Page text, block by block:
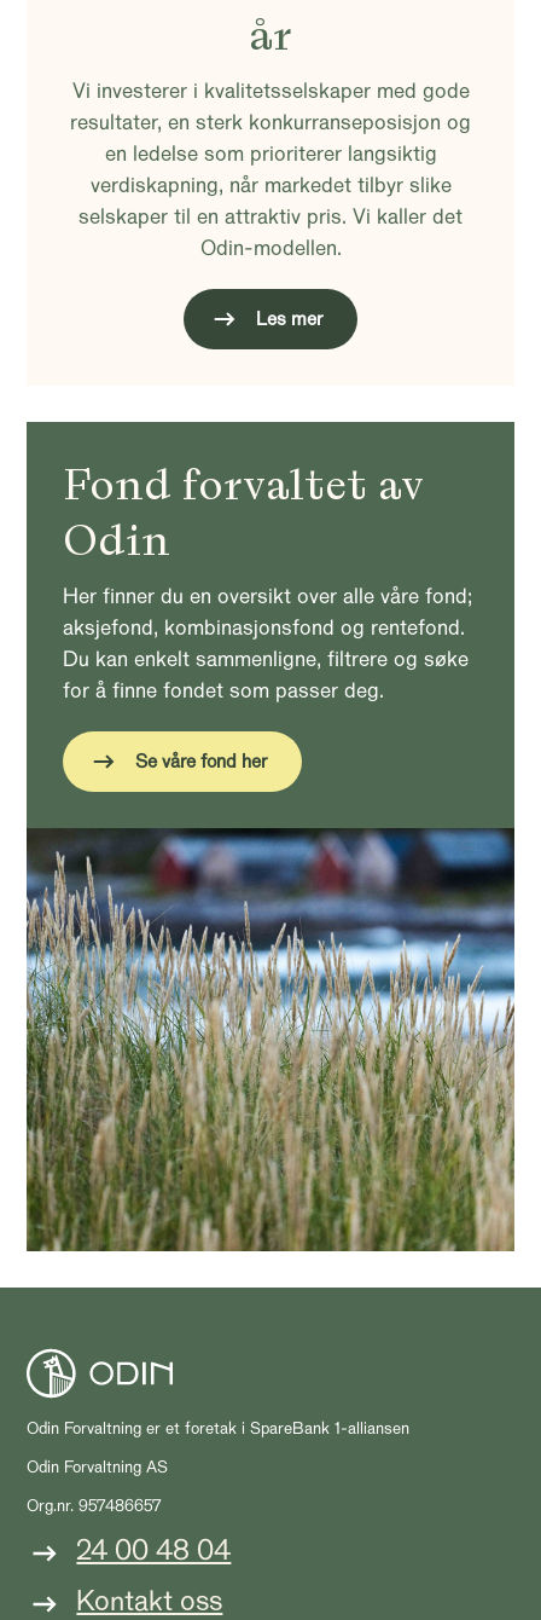
år
Vi investerer i kvalitetsselskaper med gode
resultater, en sterk konkurranseposisjon og
en ledelse som prioriterer langsiktig
verdiskapning, når markedet tilbyr slike
selskaper til en attraktiv pris. Vi kaller det
Odin-modellen.
Les mer
Fond forvaltet av
Odin
Her finner du en oversikt over alle våre fond;
aksjefond, kombinasjonsfond og rentefond.
Du kan enkelt sammenligne, filtrere og søke
for å finne fondet som passer deg.
Se våre fond her
Odin Forvaltning er et foretak i SpareBank 1-alliansen
Odin Forvaltning AS
Org.nr. 957486657
24 00 48 04
Kontakt oss